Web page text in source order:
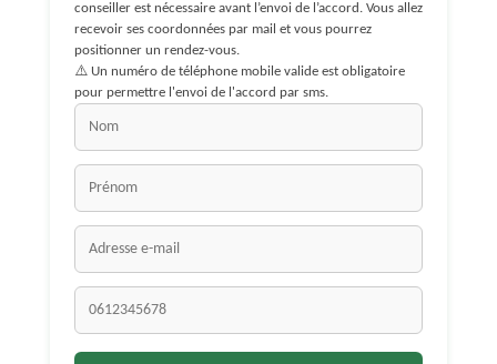
conseiller est nécessaire avant l’envoi de l’accord. Vous allez
recevoir ses coordonnées par mail et vous pourrez
positionner un rendez-vous.
⚠️ Un numéro de téléphone mobile valide est obligatoire
pour permettre l'envoi de l'accord par sms.